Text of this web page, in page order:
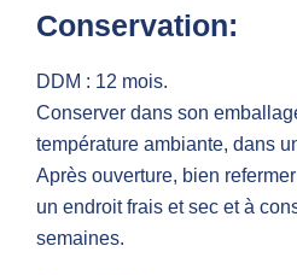
Conservation:
DDM : 12 mois.
Conserver dans son
température ambiante, dans
Après ouverture, bien
un endroit frais et sec et à
semaines.